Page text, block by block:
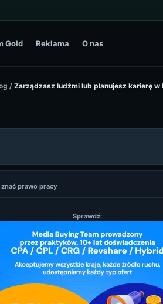
Gold Reklama O nas
/ Zarządzasz ludźmi lub planujesz karierę
prawo pracy
Sprawdź: